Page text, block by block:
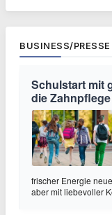
BUSINESS/PRESSE
Schulstart mit
die
frischer Energie
aber mit liebevoller